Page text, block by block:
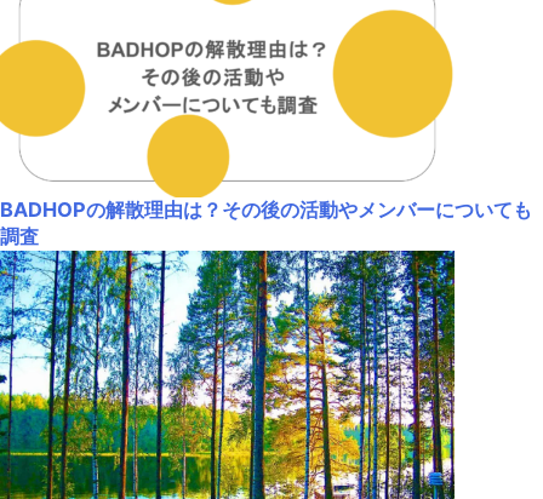
BADHOPの解散理由は？その後の活動やメンバーについても
調査